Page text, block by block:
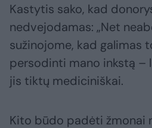
Kastytis sako, kad
nedvejodamas: „Net
sužinojome, kad galimas
persodinti mano inkstą –
jis tiktų mediciniškai.
Kito būdo padėti žmonai